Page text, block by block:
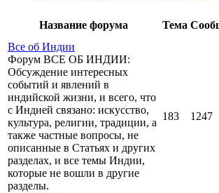
Название форума Тема
Все об Индии
Форум ВСЕ ОБ ИНДИИ:
Обсуждение интересных
событий и явлений в
индийской жизни, и всего, что
с Индией связано: искусство,
культура, религии, традиции, а
также частные вопросы, не
описанные в Статьях и других
разделах, и все темы Индии,
которые не вошли в другие
разделы.
183 1247